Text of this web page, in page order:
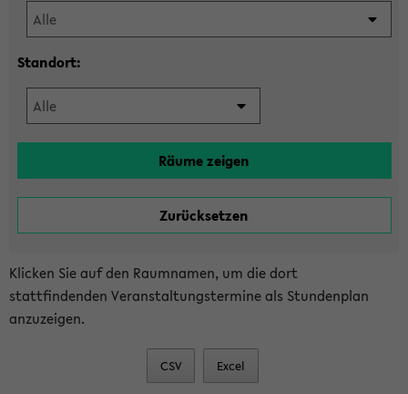
Standort:
Klicken Sie auf den Raumnamen, um die dort
stattfindenden Veranstaltungstermine als Stundenplan
anzuzeigen.
CSV Excel